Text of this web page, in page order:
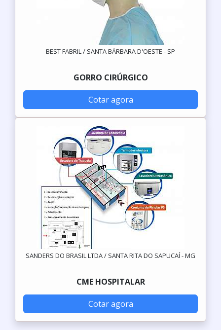
BEST FABRIL / SANTA BÁRBARA D'OESTE - SP
GORRO CIRÚRGICO
Cotar agora
SANDERS DO BRASIL LTDA / SANTA RITA DO SAPUCAÍ - MG
CME HOSPITALAR
Cotar agora